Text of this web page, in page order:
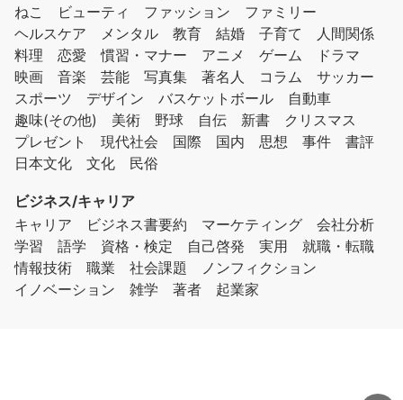
ねこ
ビューティ ファッション
ファミリー
ヘルスケア
メンタル 教育 結婚 子育て
人間関係
料理
恋愛 慣習・マナー アニメ ゲーム
ドラマ
映画
音楽 芸能 写真集 著名人 コラム
サッカー
スポーツ
デザイン バスケットボール
自動車
趣味(その他)
美術 野球 自伝 新書
クリスマス
プレゼント
現代社会 国際 国内 思想 事件
書評
日本文化
文化 民俗
ビジネス/キャリア
キャリア
ビジネス書要約 マーケティング
会社分析
学習
語学 資格・検定 自己啓発 実用
就職・転職
情報技術
職業 社会課題
ノンフィクション
イノベーション
雑学 著者 起業家